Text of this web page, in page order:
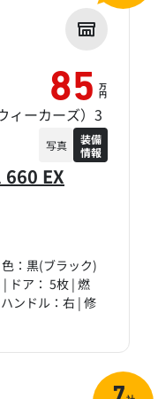
660 EX
：黒(ブラック)
ドア： 5枚 | 燃
ンドル：右 | 修
85 万
円
ィーカーズ）3
写真
装備
情報